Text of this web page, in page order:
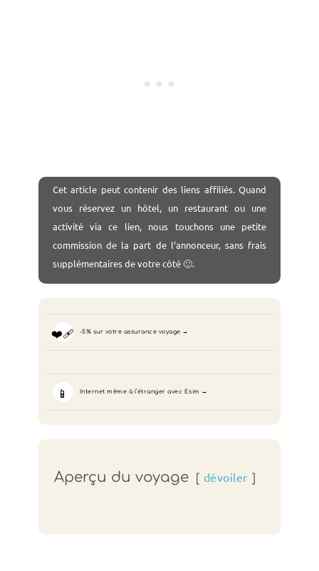
Cet article peut contenir des liens affiliés. Quand
vous réservez un hôtel, un restaurant ou une
activité via ce lien, nous touchons une petite
commission de la part de l’annonceur, sans frais
supplémentaires de votre côté 🙂.
❤️‍🩹 -5% sur votre assurance voyage
📱 Internet même à l’étranger avec Esim
Aperçu du voyage dévoiler